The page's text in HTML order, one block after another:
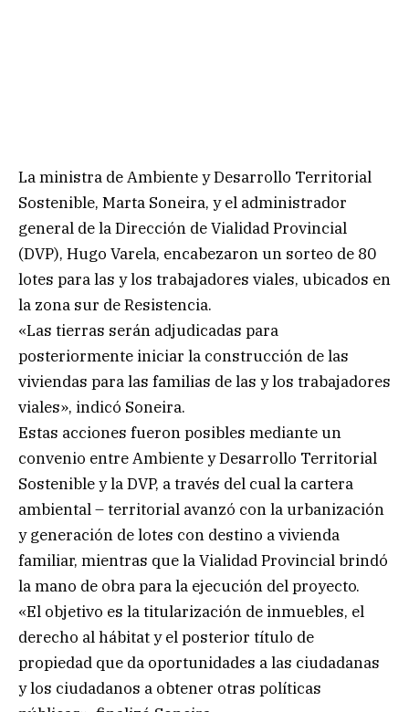
La ministra de Ambiente y Desarrollo Territorial
Sostenible, Marta Soneira, y el administrador
general de la Dirección de Vialidad Provincial
(DVP), Hugo Varela, encabezaron un sorteo de 80
lotes para las y los trabajadores viales, ubicados en
la zona sur de Resistencia.
«Las tierras serán adjudicadas para
posteriormente iniciar la construcción de las
viviendas para las familias de las y los trabajadores
viales», indicó Soneira.
Estas acciones fueron posibles mediante un
convenio entre Ambiente y Desarrollo Territorial
Sostenible y la DVP, a través del cual la cartera
ambiental – territorial avanzó con la urbanización
y generación de lotes con destino a vivienda
familiar, mientras que la Vialidad Provincial brindó
la mano de obra para la ejecución del proyecto.
«El objetivo es la titularización de inmuebles, el
derecho al hábitat y el posterior título de
propiedad que da oportunidades a las ciudadanas
y los ciudadanos a obtener otras políticas